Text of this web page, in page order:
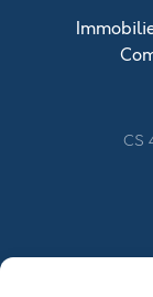
CS